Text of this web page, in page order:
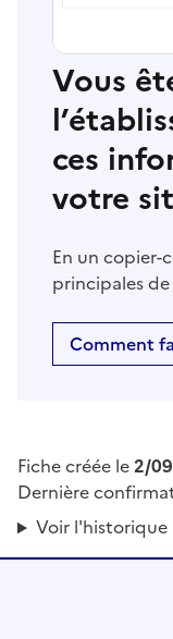
Vous
ces
votre
En un copier-
principales
Comment
Fiche créée le2/
Dernière
Voir l'historique